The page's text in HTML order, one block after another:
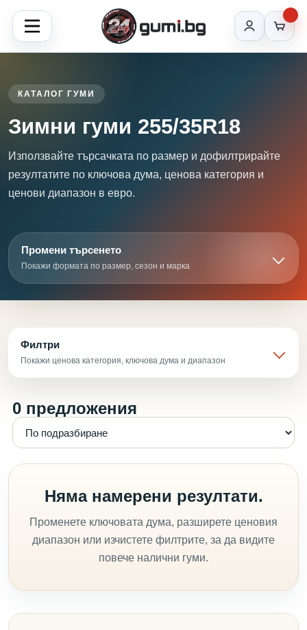
КАТАЛОГ ГУМИ
Зимни гуми 255/35R18
Използвайте търсачката по размер и дофилтрирайте
резултатите по ключова дума, ценова категория и
ценови диапазон в евро.
Промени търсенето
Покажи формата по размер, сезон и марка
Филтри
Покажи ценова категория, ключова дума и диапазон
0 предложения
Няма намерени резултати.
Променете ключовата дума, разширете ценовия
диапазон или изчистете филтрите, за да видите
повече налични гуми.